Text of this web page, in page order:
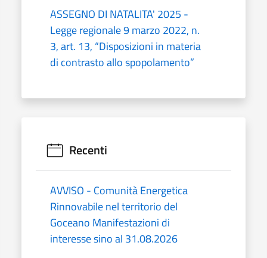
ASSEGNO DI NATALITA' 2025 -
Legge regionale 9 marzo 2022, n.
3, art. 13, “Disposizioni in materia
di contrasto allo spopolamento”
Recenti
AVVISO - Comunità Energetica
Rinnovabile nel territorio del
Goceano Manifestazioni di
interesse sino al 31.08.2026